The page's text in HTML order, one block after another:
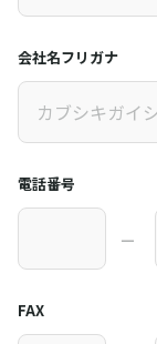
会社名フリガナ
電話番号
―
FAX